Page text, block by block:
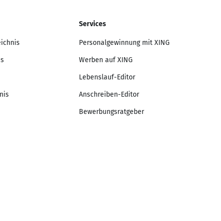
Services
Personalgewinnung mit XING
Werben auf XING
Lebenslauf-Editor
Anschreiben-Editor
Bewerbungsratgeber